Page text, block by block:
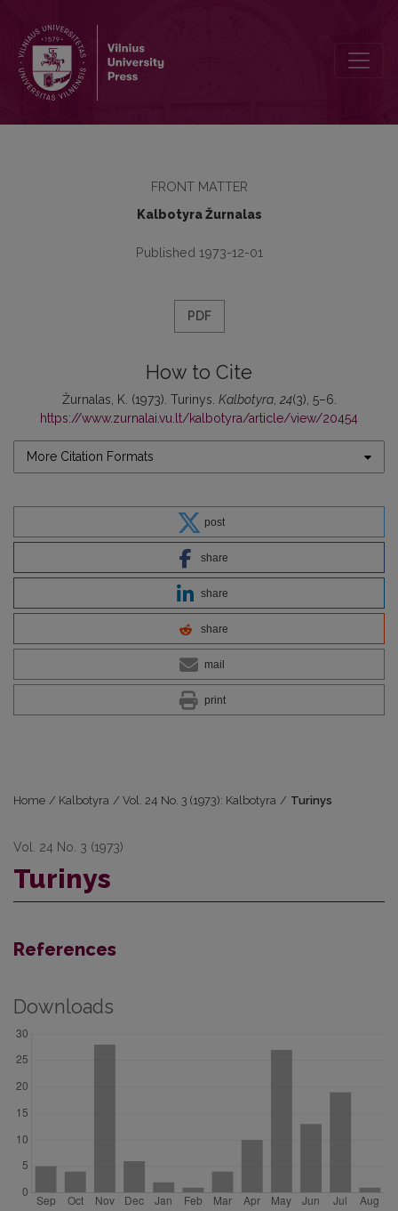
FRONT MATTER
Kalbotyra Žurnalas
Published 1973-12-01
PDF
How to Cite
Žurnalas, K. (1973). Turinys. Kalbotyra, 24(3), 5–6.
https://www.zurnalai.vu.lt/kalbotyra/article/view/20454
More Citation Formats
post
share
share
share
mail
print
Home / Kalbotyra / Vol. 24 No. 3 (1973): Kalbotyra / Turinys
Vol. 24 No. 3 (1973)
Turinys
References
Downloads